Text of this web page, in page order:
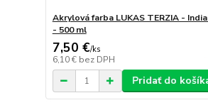
Akrylová farba LUKAS TERZIA -
- 500 ml
7,50 €/ks
6,10 € bez DPH
Pridať do